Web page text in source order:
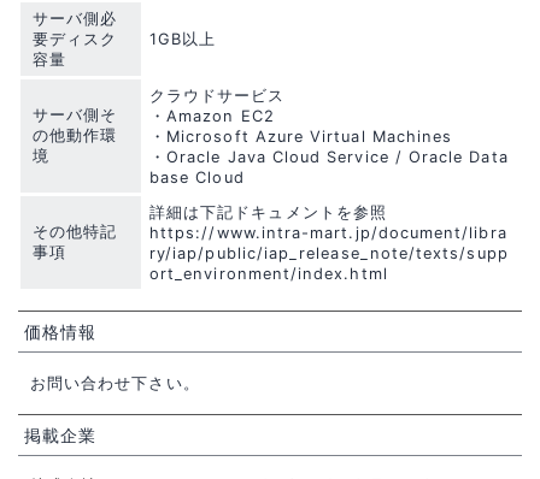
サーバ側必
要ディスク
容量
1GB以上
サーバ側そ
の他動作環
境
クラウドサービス
・Amazon EC2
・Microsoft Azure Virtual Machines
・Oracle Java Cloud Service / Oracle Data
base Cloud
その他特記
事項
詳細は下記ドキュメントを参照
https://www.intra-mart.jp/document/libra
ry/iap/public/iap_release_note/texts/supp
ort_environment/index.html
価格情報
お問い合わせ下さい。
掲載企業